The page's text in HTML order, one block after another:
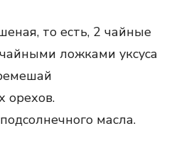
то есть, 2 чайные
ложками уксуса
орехов.
масла.